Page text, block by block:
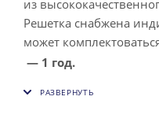
из
Решетка снабжена
может
— 1 год.